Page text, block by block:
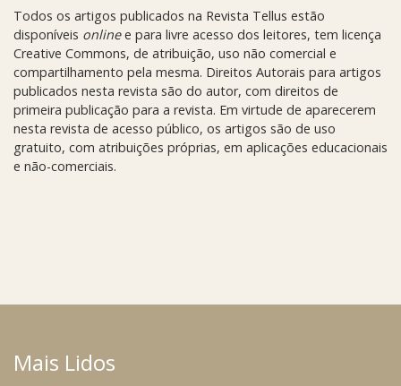
Todos os artigos publicados na Revista Tellus estão
disponíveis onlinee para livre acesso dos leitores, tem licença
Creative Commons, de atribuição, uso não comercial e
compartilhamento pela mesma. Direitos Autorais para artigos
publicados nesta revista são do autor, com direitos de
primeira publicação para a revista. Em virtude de aparecerem
nesta revista de acesso público, os artigos são de uso
gratuito, com atribuições próprias, em aplicações educacionais
e não-comerciais.
Mais Lidos